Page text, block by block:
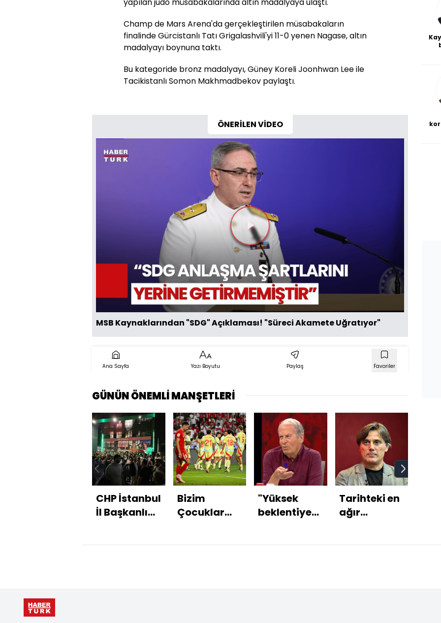
yapılan judo müsabakalarında altın madalyaya ulaştı.
Champ de Mars Arena'da gerçekleştirilen müsabakaların
finalinde Gürcistanlı Tatı Grigalashvili'yi 11-0 yenen Nagase, altın
madalyayı boynuna taktı.
Bu kategoride bronz madalyayı, Güney Koreli Joonhwan Lee ile
Tacikistanlı Somon Makhmadbekov paylaştı.
ÖNERİLEN VİDEO
Videoyu
Oynat
MSB Kaynaklarından "SDG" Açıklaması! "Süreci Akamete Uğratıyor"
Ana Sayfa Yazı Boyutu Paylaş Favoriler
GÜNÜN ÖNEMLİ MANŞETLERİ
CHP İstanbul
İl Başkanlığı
Bizim
Çocuklar
"Yüksek
beklentiye
Tarihteki en
ağır